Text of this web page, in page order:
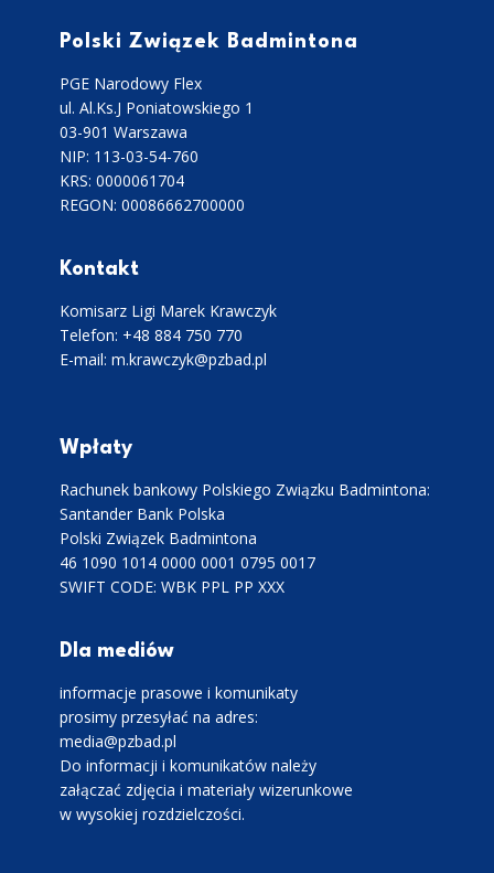
Polski Związek Badmintona
PGE Narodowy Flex
ul. Al.Ks.J Poniatowskiego 1
03-901 Warszawa
NIP: 113-03-54-760
KRS: 0000061704
REGON: 00086662700000
Kontakt
Komisarz Ligi Marek Krawczyk
Telefon: +48 884 750 770
E-mail: m.krawczyk@pzbad.pl
Wpłaty
Rachunek bankowy Polskiego Związku Badmintona:
Santander Bank Polska
Polski Związek Badmintona
46 1090 1014 0000 0001 0795 0017
SWIFT CODE: WBK PPL PP XXX
Dla mediów
informacje prasowe i komunikaty
prosimy przesyłać na adres:
media@pzbad.pl
Do informacji i komunikatów należy
załączać zdjęcia i materiały wizerunkowe
w wysokiej rozdzielczości.